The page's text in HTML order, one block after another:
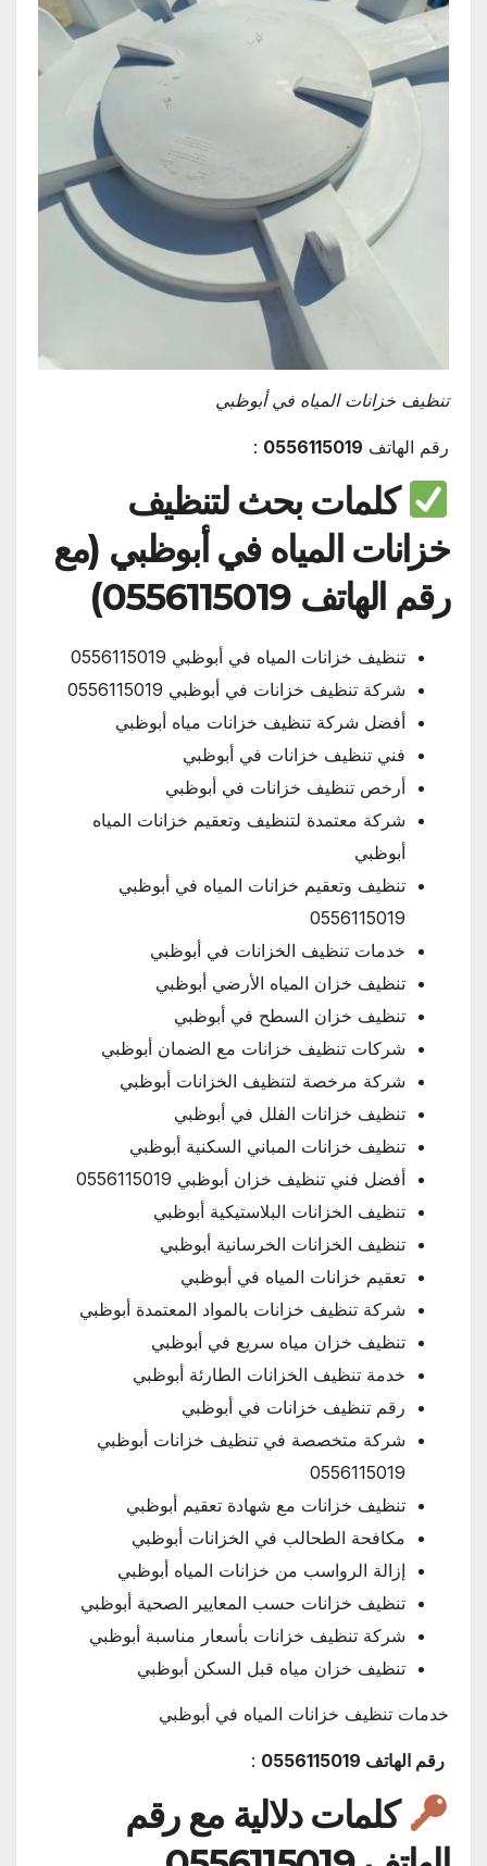
تنظيف خزانات المياه في أبوظبي
رقم الهاتف 0556115019
:
كلمات بحث لتنظيف
خزانات المياه في أبوظبي (مع
رقم الهاتف 0556115019)
تنظيف خزانات المياه في أبوظبي 0556115019
شركة تنظيف خزانات في أبوظبي 0556115019
أفضل شركة تنظيف خزانات مياه أبوظبي
فني تنظيف خزانات في أبوظبي
أرخص تنظيف خزانات في أبوظبي
شركة معتمدة لتنظيف وتعقيم خزانات المياه
أبوظبي
تنظيف وتعقيم خزانات المياه في أبوظبي
0556115019
خدمات تنظيف الخزانات في أبوظبي
تنظيف خزان المياه الأرضي أبوظبي
تنظيف خزان السطح في أبوظبي
شركات تنظيف خزانات مع الضمان أبوظبي
شركة مرخصة لتنظيف الخزانات أبوظبي
تنظيف خزانات الفلل في أبوظبي
تنظيف خزانات المباني السكنية أبوظبي
أفضل فني تنظيف خزان أبوظبي 0556115019
تنظيف الخزانات البلاستيكية أبوظبي
تنظيف الخزانات الخرسانية أبوظبي
تعقيم خزانات المياه في أبوظبي
شركة تنظيف خزانات بالمواد المعتمدة أبوظبي
تنظيف خزان مياه سريع في أبوظبي
خدمة تنظيف الخزانات الطارئة أبوظبي
رقم تنظيف خزانات في أبوظبي
شركة متخصصة في تنظيف خزانات أبوظبي
0556115019
تنظيف خزانات مع شهادة تعقيم أبوظبي
مكافحة الطحالب في الخزانات أبوظبي
إزالة الرواسب من خزانات المياه أبوظبي
تنظيف خزانات حسب المعايير الصحية أبوظبي
شركة تنظيف خزانات بأسعار مناسبة أبوظبي
تنظيف خزان مياه قبل السكن أبوظبي
خدمات تنظيف خزانات المياه في أبوظبي
رقم الهاتف 0556115019 :
كلمات دلالية مع رقم